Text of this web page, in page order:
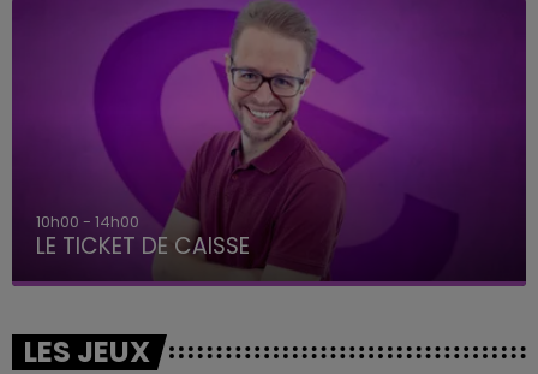
10h00 - 14h00
LE TICKET DE CAISSE
LES JEUX